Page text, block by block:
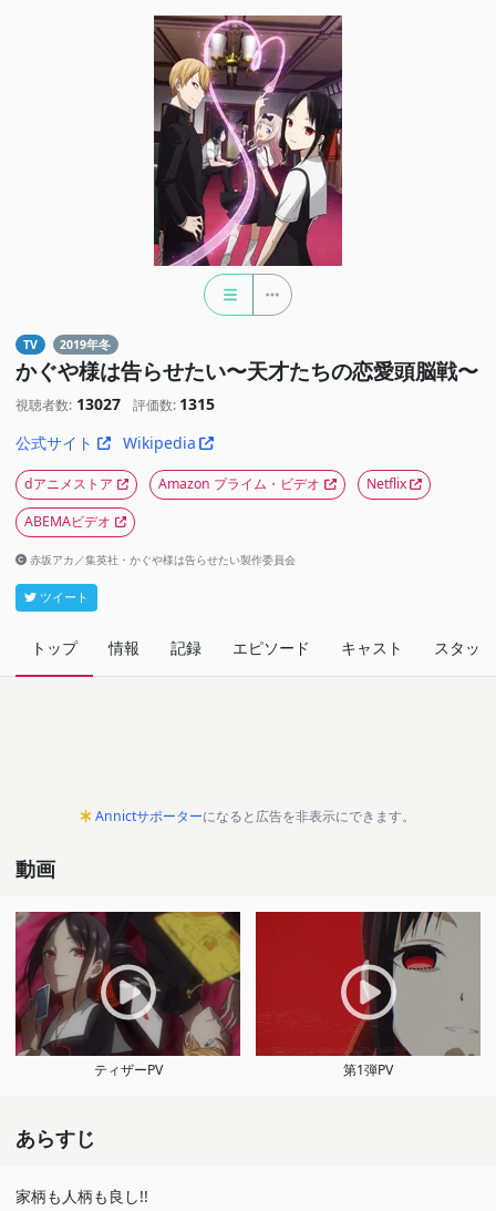
TV 2019年冬
かぐや様は告らせたい〜天才たちの恋愛頭脳戦〜
視聴者数: 13027 評価数: 1315
公式サイト
Wikipedia
dアニメストア Amazon プライム・ビデオ
Netflix
ABEMAビデオ
赤坂アカ／集英社・かぐや様は告らせたい製作委員会
ツイート
トップ 情報 記録 エピソード キャスト スタッフ
Annictサポーターになると広告を非表示にできます。
動画
ティザーPV 第1弾PV
あらすじ
家柄も人柄も良し!!